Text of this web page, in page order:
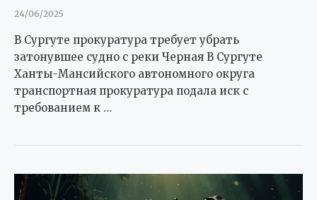
24/06/2025
В Сургуте прокуратура требует убрать
затонувшее судно с реки Черная В Сургуте
Ханты-Мансийского автономного округа
транспортная прокуратура подала иск с
требованием к …